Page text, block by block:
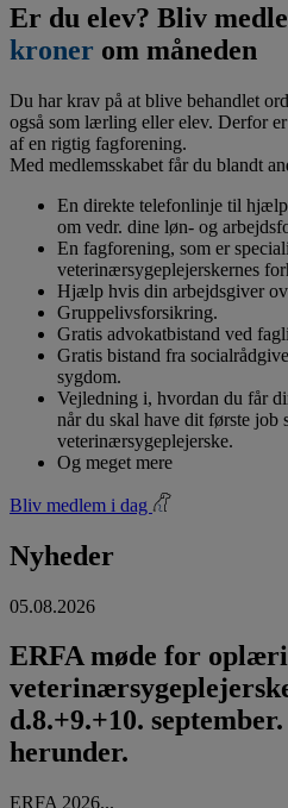
Er du elev? Bliv
kroner om måneden
Du har krav på at blive behandlet
også som lærling eller elev. Derfor
af en rigtig fagforening.
Med medlemsskabet får du blandt
En direkte telefonlinje til
om vedr. dine løn- og
En fagforening, som er
veterinærsygeplejerskernes
Hjælp hvis din arbejdsgiver
Gruppelivsforsikring.
Gratis advokatbistand ved
Gratis bistand fra
sygdom.
Vejledning i, hvordan du får
når du skal have dit første job
veterinærsygeplejerske.
Og meget mere
Bliv medlem i dag
Nyheder
05.08.2026
ERFA møde for
d.8.+9.+10.
herunder.
ERFA 2026...